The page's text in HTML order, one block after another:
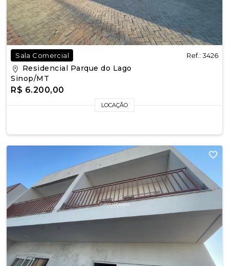
Sala Comercial Ref.: 3426
Residencial Parque do Lago
Sinop/MT
R$ 6.200,00
LOCAÇÃO